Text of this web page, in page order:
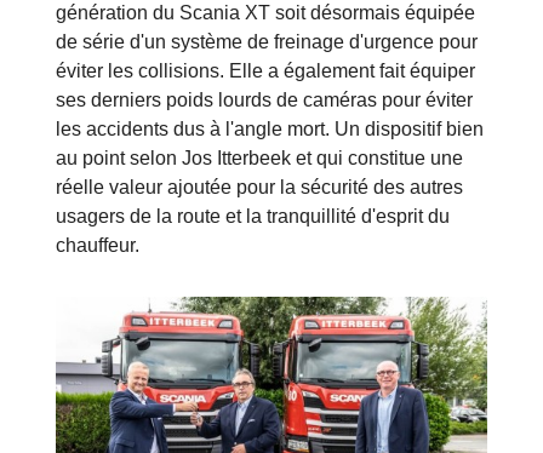
génération du Scania XT soit désormais équipée
de série d'un système de freinage d'urgence pour
éviter les collisions. Elle a également fait équiper
ses derniers poids lourds de caméras pour éviter
les accidents dus à l'angle mort. Un dispositif bien
au point selon Jos Itterbeek et qui constitue une
réelle valeur ajoutée pour la sécurité des autres
usagers de la route et la tranquillité d'esprit du
chauffeur.